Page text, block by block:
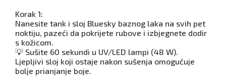
Korak 1:
Nanesite tank i sloj Bluesky baznog laka na svih pet
noktiju, pazeći da pokrijete rubove i izbjegnete dodir
s kožicom.
💡 Sušite 60 sekundi u UV/LED lampi (48 W).
Ljepljivi sloj koji ostaje nakon sušenja omogućuje
bolje prianjanje boje.